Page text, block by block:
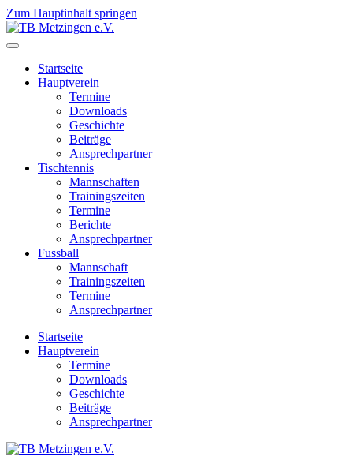
Zum Hauptinhalt springen
Startseite
Hauptverein
Termine
Downloads
Geschichte
Beiträge
Ansprechpartner
Tischtennis
Mannschaften
Trainingszeiten
Termine
Berichte
Ansprechpartner
Fussball
Mannschaft
Trainingszeiten
Termine
Ansprechpartner
Startseite
Hauptverein
Termine
Downloads
Geschichte
Beiträge
Ansprechpartner